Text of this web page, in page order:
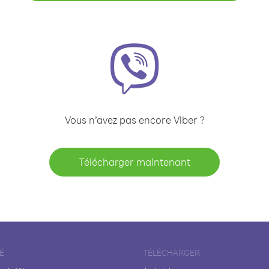
Vous n’avez pas encore Viber ?
Télécharger maintenant
TÉLÉCHARGER